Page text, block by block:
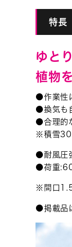
特長
ゆと
植物
●作業性
●換気も
●合理的
※積雪
●耐風圧
●荷重
※間口1.5
●掲載品